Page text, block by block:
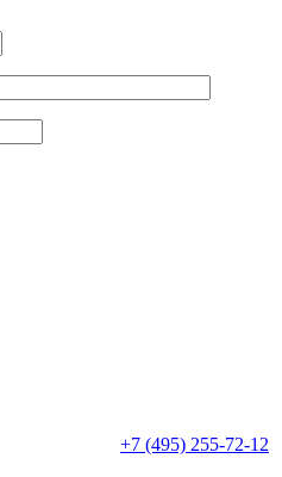
+7 (495) 255-72-12